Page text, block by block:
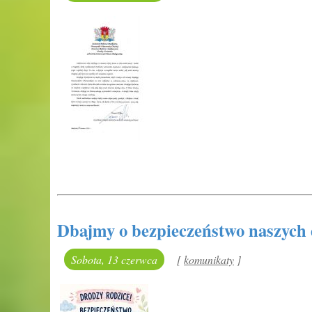
Dbajmy o bezpieczeństwo
Sobota, 13 czerwca [kategoria:
komunikaty ]